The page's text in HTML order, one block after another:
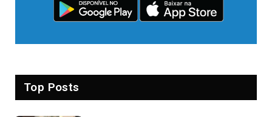
Top Posts